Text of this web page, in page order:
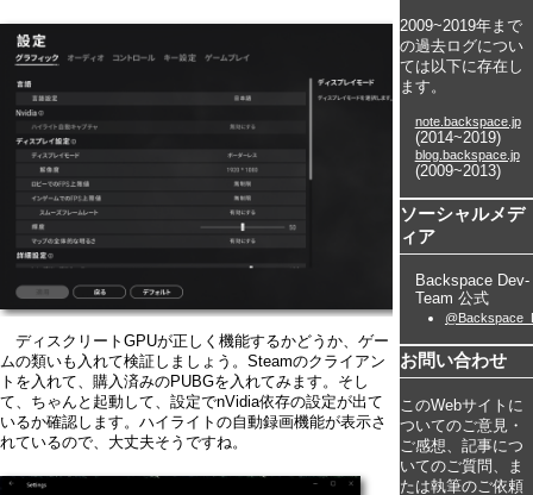
ディスクリートGPUが正しく機能するかどうか、ゲー
ムの類いも入れて検証しましょう。Steamのクライアン
トを入れて、購入済みのPUBGを入れてみます。そし
て、ちゃんと起動して、設定でnVidia依存の設定が出て
いるか確認します。ハイライトの自動録画機能が表示さ
れているので、大丈夫そうですね。
2009~2019年まで
の過去ログについ
ては以下に存在し
ます。
note.backspace.jp
(2014~2019)
blog.backspace.jp
(2009~2013)
ソーシャルメデ
ィア
Backspace Dev-
Team 公式
お問い合わせ
このWebサイトに
ついてのご意見・
ご感想、記事につ
いてのご質問、ま
たは執筆のご依頼